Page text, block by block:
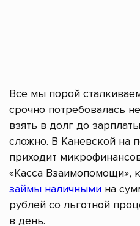
Все мы порой
срочно потребовалась
взять в долг до
сложно. В Каневской на
приходит
«Касса Взаимопомощи»,
займы наличными на
рублей со льготной
в день.